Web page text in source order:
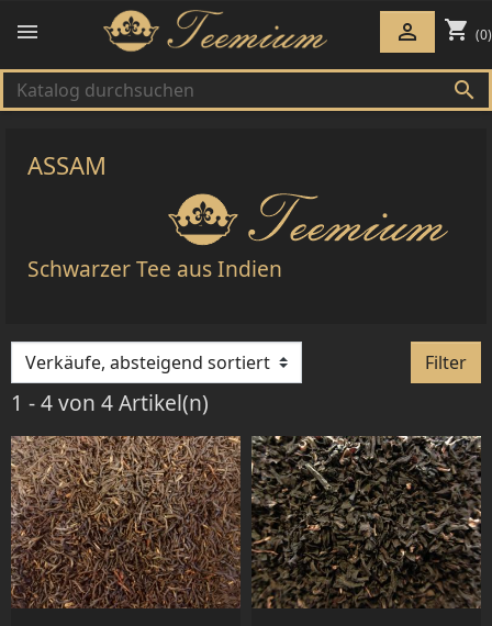


 shopping_cart (0)
ASSAM
Schwarzer Tee aus Indien
Filter
1 - 4 von 4 Artikel(n)